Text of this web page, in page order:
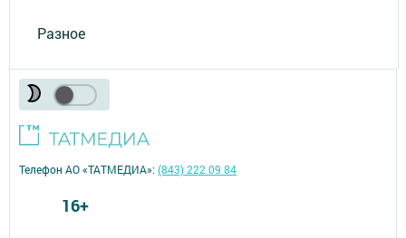
Разное
Телефон АО «ТАТМЕДИА»:(843) 222 09 84
16+